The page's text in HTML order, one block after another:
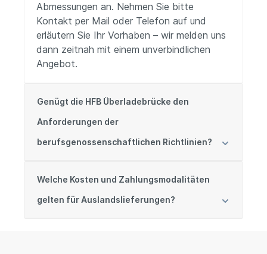
Abmessungen an. Nehmen Sie bitte
Kontakt per Mail oder Telefon auf und
erläutern Sie Ihr Vorhaben – wir melden uns
dann zeitnah mit einem unverbindlichen
Angebot.
Genügt die HFB Überladebrücke den
Anforderungen der
berufsgenossenschaftlichen Richtlinien?
Welche Kosten und Zahlungsmodalitäten
gelten für Auslandslieferungen?